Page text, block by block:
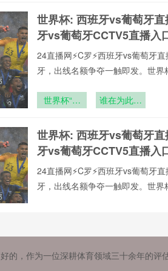
世界杯: 西班牙vs葡萄牙
牙vs葡萄牙CCTV5直播入
24直播网⚡️C罗⚡️西班牙vs葡萄牙
牙，出线名额争夺一触即发。世
世界杯“黄
元一次的如
厕体验
谁在为此买
世界杯: 西班牙vs葡萄牙
牙vs葡萄牙CCTV5直播入
24直播网⚡️C罗⚡️西班牙vs葡萄牙
牙，出线名额争夺一触即发。世
世界杯: 西班牙vs葡萄牙
好的，作为一位深耕体育领域三十余年的评